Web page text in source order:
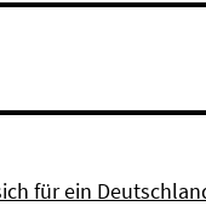
für ein